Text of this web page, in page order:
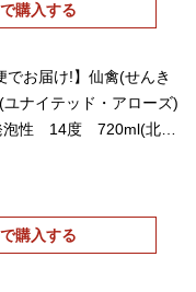
購入する
でお届け!】仙禽(せんき
ナイテッド・アローズ)
性 14度 720ml(北海
)(k)
購入する